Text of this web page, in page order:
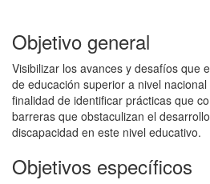
Objetivo general
Visibilizar los avances y desafíos que
de educación superior a nivel
finalidad de identificar prácticas que
barreras que obstaculizan el
discapacidad en este nivel educativo.
Objetivos específicos